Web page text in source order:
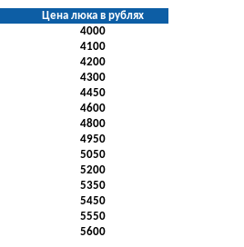
Цена люка в рублях
4000
4100
4200
4300
4450
4600
4800
4950
5050
5200
5350
5450
5550
5600